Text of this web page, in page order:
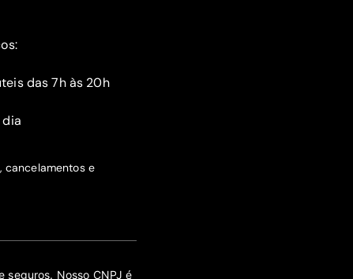
das 7h às 20h
dia
cancelamentos e
seguros. Nosso CNPJ é